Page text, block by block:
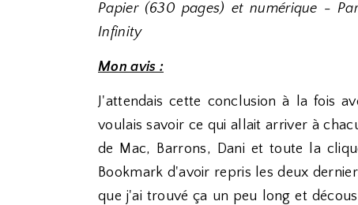
Papier (630 pages) et numérique -
Infinity
Mon avis :
J'attendais cette conclusion à la fois
voulais savoir ce qui allait arriver à
de Mac, Barrons, Dani et toute la
Bookmark d'avoir repris les deux
que j'ai trouvé ça un peu long et